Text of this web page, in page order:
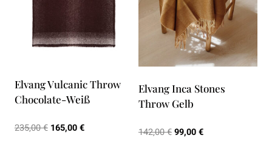
Elvang Vulcanic Throw
Chocolate-Weiß
235,00€ Ursprünglicher
165,00€Aktueller
Elvang Inca Stones
Throw Gelb
142,00€Ursprünglicher
99,00€Aktueller